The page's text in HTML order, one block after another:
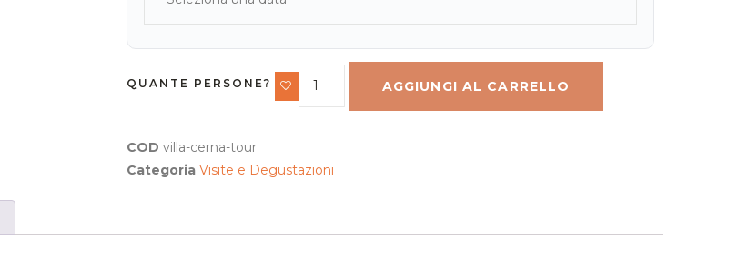
QUANTE PERSONE? AGGIUNGI AL CARRELLO
COD villa-cerna-tour
Categoria Visite e Degustazioni